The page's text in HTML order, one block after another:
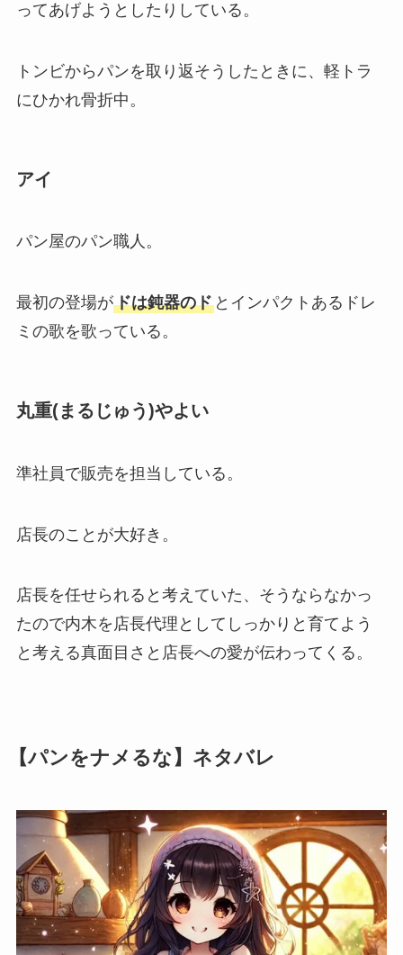
ってあげようとしたりしている。
トンビからパンを取り返そうしたときに、軽トラ
にひかれ骨折中。
アイ
パン屋のパン職人。
最初の登場がドは鈍器のドとインパクトあるドレ
ミの歌を歌っている。
丸重(まるじゅう)やよい
準社員で販売を担当している。
店長のことが大好き。
店長を任せられると考えていた、そうならなかっ
たので内木を店長代理としてしっかりと育てよう
と考える真面目さと店長への愛が伝わってくる。
【パンをナメるな】ネタバレ